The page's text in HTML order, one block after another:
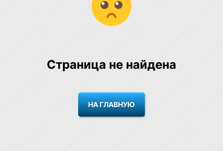
Страница не найдена
НА ГЛАВНУЮ